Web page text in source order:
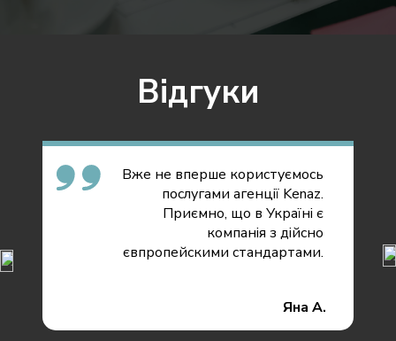
Відгуки
Вже не вперше користуємось
послугами агенції Kenaz.
Приємно, що в Україні є
компанія з дійсно
євпропейскими стандартами.
Яна А.